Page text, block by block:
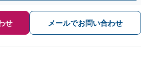
せ メールでお問い合わせ